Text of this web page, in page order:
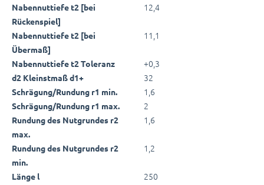
Nabennuttiefe t2 [bei
Rückenspiel]
12,4
Nabennuttiefe t2 [bei
Übermaß]
11,1
Nabennuttiefe t2 Toleranz +0,3
d2 Kleinstmaß d1+ 32
Schrägung/Rundung r1 min. 1,6
Schrägung/Rundung r1 max. 2
Rundung des Nutgrundes r2
max.
1,6
Rundung des Nutgrundes r2
min.
1,2
Länge l 250